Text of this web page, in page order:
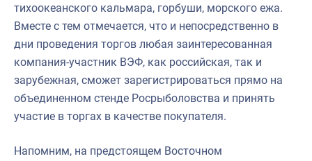
тихоокеанского кальмара, горбуши, морского ежа.
Вместе с тем отмечается, что и непосредственно в
дни проведения торгов любая заинтересованная
компания-участник ВЭФ, как российская, так и
зарубежная, сможет зарегистрироваться прямо на
объединенном стенде Росрыболовства и принять
участие в торгах в качестве покупателя.
Напомним, на предстоящем Восточном